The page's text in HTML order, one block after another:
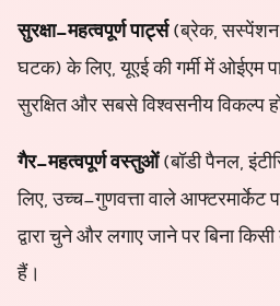
सुरक्षा-महत्वपूर्ण पार्ट्स(ब्रेक, सस्पेंशन,
घटक) के लिए, यूएई की गर्मी में ओईएम
सुरक्षित और सबसे विश्वसनीय विकल्प
गैर-महत्वपूर्ण वस्तुओं(बॉडी पैनल,
लिए, उच्च-गुणवत्ता वाले आफ्टरमार्केट
द्वारा चुने और लगाए जाने पर बिना
हैं।